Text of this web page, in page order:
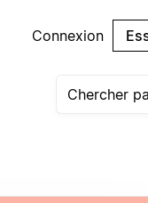
Connexion